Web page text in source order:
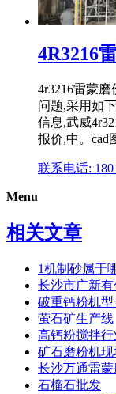
4R3216
4r3216雷蒙
问题,采用如
信息,武威
报价,中。cad
联系电话: 180
Menu
相关文章
1机制砂属于
长沙市广新
破重钙粉机型
萤石矿生产线
高钙粉搅拌
矿石磨粉机现
长沙万通雷蒙
石榴石批发